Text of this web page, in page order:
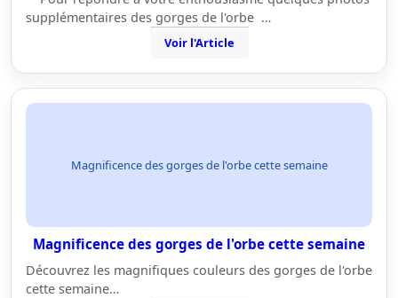
supplémentaires des gorges de l'orbe …
Voir l'Article
Magnificence des gorges de l'orbe cette semaine
Magnificence des gorges de l'orbe cette semaine
Découvrez les magnifiques couleurs des gorges de l'orbe
cette semaine…